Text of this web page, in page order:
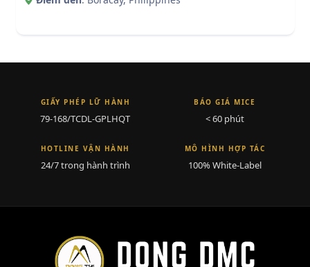
GIẤY PHÉP LỮ HÀNH
79-168/TCDL-GPLHQT
BÁO GIÁ MICE
< 60 phút
HOTLINE VẬN HÀNH
24/7 trong hành trình
MÔ HÌNH HỢP TÁC
100% White-Label